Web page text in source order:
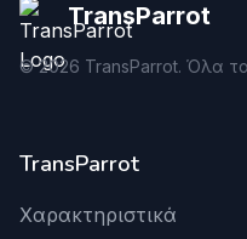
TransParrot
©2026 TransParrot. Όλα
TransParrot
Χαρακτηριστικά